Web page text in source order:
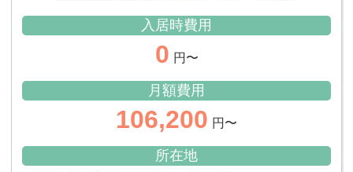
入居時費用
0 円〜
月額費用
106,200 円〜
所在地